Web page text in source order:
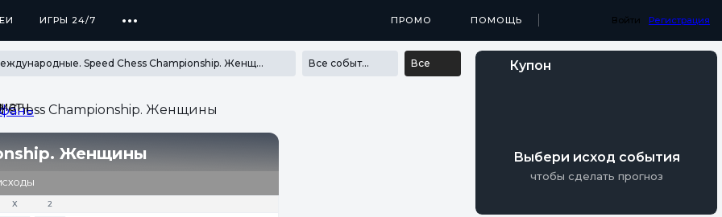
ИГРЫ 24/7 ...
ИГРЫ 24/7 ПРОГРАММА ЛОЯЛЬНОСТИ МЕДИА ПРИЛОЖЕНИЯ ...
ПРОМО ПОМОЩЬ Войти Регистрация
Международные. Speed Chess Championship. Женщины Все события Все
Chess Championship. Женщины
Женщины
Х 2
Купон
Выбери исход события
чтобы сделать прогноз